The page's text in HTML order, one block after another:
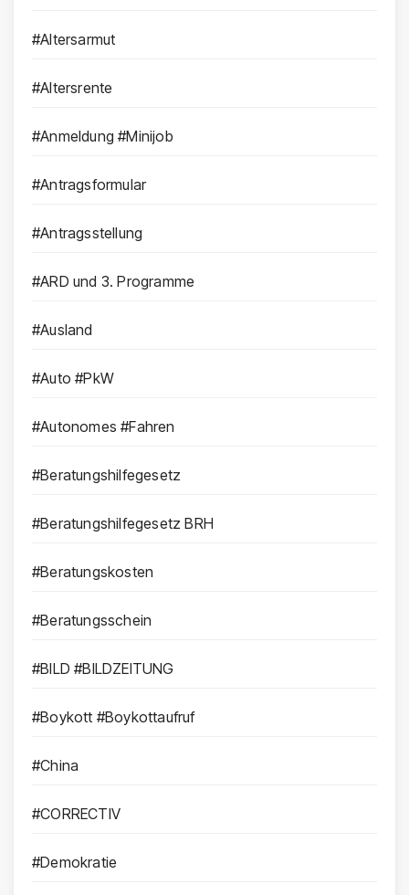
#Altersarmut
#Altersrente
#Anmeldung #Minijob
#Antragsformular
#Antragsstellung
#ARD und 3. Programme
#Ausland
#Auto #PkW
#Autonomes #Fahren
#Beratungshilfegesetz
#Beratungshilfegesetz BRH
#Beratungskosten
#Beratungsschein
#BILD #BILDZEITUNG
#Boykott #Boykottaufruf
#China
#CORRECTIV
#Demokratie